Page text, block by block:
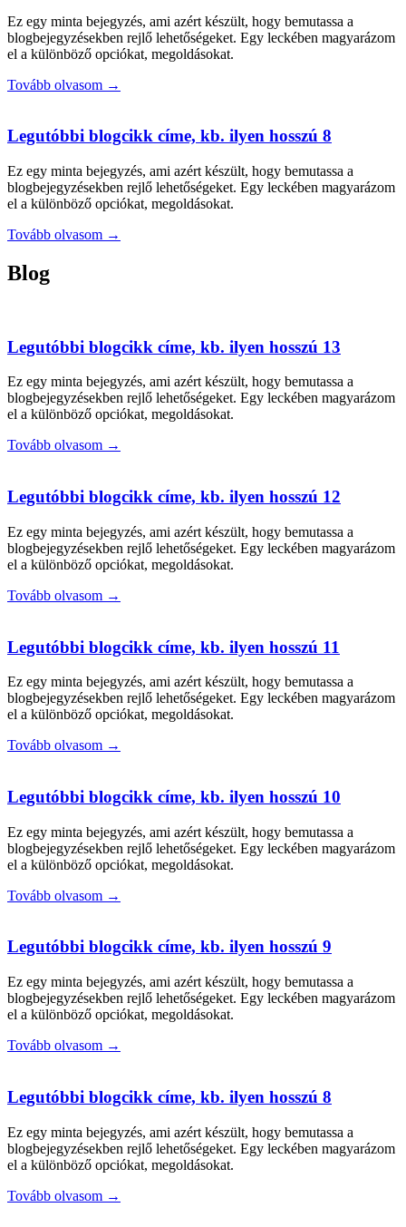
Ez egy minta bejegyzés, ami azért készült, hogy bemutassa a
blogbejegyzésekben rejlő lehetőségeket. Egy leckében magyarázom
el a különböző opciókat, megoldásokat.
Tovább olvasom →
Legutóbbi blogcikk címe, kb. ilyen hosszú 8
Ez egy minta bejegyzés, ami azért készült, hogy bemutassa a
blogbejegyzésekben rejlő lehetőségeket. Egy leckében magyarázom
el a különböző opciókat, megoldásokat.
Tovább olvasom →
Blog
Legutóbbi blogcikk címe, kb. ilyen hosszú 13
Ez egy minta bejegyzés, ami azért készült, hogy bemutassa a
blogbejegyzésekben rejlő lehetőségeket. Egy leckében magyarázom
el a különböző opciókat, megoldásokat.
Tovább olvasom →
Legutóbbi blogcikk címe, kb. ilyen hosszú 12
Ez egy minta bejegyzés, ami azért készült, hogy bemutassa a
blogbejegyzésekben rejlő lehetőségeket. Egy leckében magyarázom
el a különböző opciókat, megoldásokat.
Tovább olvasom →
Legutóbbi blogcikk címe, kb. ilyen hosszú 11
Ez egy minta bejegyzés, ami azért készült, hogy bemutassa a
blogbejegyzésekben rejlő lehetőségeket. Egy leckében magyarázom
el a különböző opciókat, megoldásokat.
Tovább olvasom →
Legutóbbi blogcikk címe, kb. ilyen hosszú 10
Ez egy minta bejegyzés, ami azért készült, hogy bemutassa a
blogbejegyzésekben rejlő lehetőségeket. Egy leckében magyarázom
el a különböző opciókat, megoldásokat.
Tovább olvasom →
Legutóbbi blogcikk címe, kb. ilyen hosszú 9
Ez egy minta bejegyzés, ami azért készült, hogy bemutassa a
blogbejegyzésekben rejlő lehetőségeket. Egy leckében magyarázom
el a különböző opciókat, megoldásokat.
Tovább olvasom →
Legutóbbi blogcikk címe, kb. ilyen hosszú 8
Ez egy minta bejegyzés, ami azért készült, hogy bemutassa a
blogbejegyzésekben rejlő lehetőségeket. Egy leckében magyarázom
el a különböző opciókat, megoldásokat.
Tovább olvasom →